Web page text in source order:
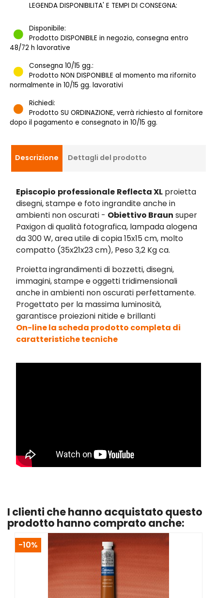
LEGENDA DISPONIBILITA' E TEMPI DI CONSEGNA:
Disponibile:
Prodotto DISPONIBILE in negozio, consegna entro
48/72 h lavorative
Consegna 10/15 gg.:
Prodotto NON DISPONIBILE al momento ma rifornito
normalmente in 10/15 gg. lavorativi
Richiedi:
Prodotto SU ORDINAZIONE, verrà richiesto al fornitore
dopo il pagamento e consegnato in 10/15 gg.
Descrizione Dettagli del prodotto
Episcopio professionale Reflecta XL proietta
disegni, stampe e foto ingrandite anche in
ambienti non oscurati - Obiettivo Braun super
Paxigon di qualità fotografica, lampada alogena
da 300 W, area utile di copia 15x15 cm, molto
compatto (35x21x23 cm), Peso 3,2 Kg ca.
Proietta ingrandimenti di bozzetti, disegni,
immagini, stampe e oggetti tridimensionali
anche in ambienti non oscurati perfettamente.
Progettato per la massima luminosità,
garantisce proiezioni nitide e brillanti
On-line la scheda prodotto completa di
caratteristiche tecniche
I clienti che hanno acquistato questo
prodotto hanno comprato anche:
-10%